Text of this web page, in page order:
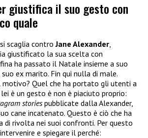
giustifica il suo gesto con
quale
scaglia controJane Alexander
giustificato la sua scelta con
ha passato il Natale insieme a suo
ex marito. Fin qui nulla di male.
motivo? Quel che ha portato gli utenti a
è un gesto è non è piaciuto proprio:
storiespubblicate dalla Alexander,
cane incatenato. Questo è ciò che ha
di rivolta nei suoi confronti. Per questo
e spiegare il perché: